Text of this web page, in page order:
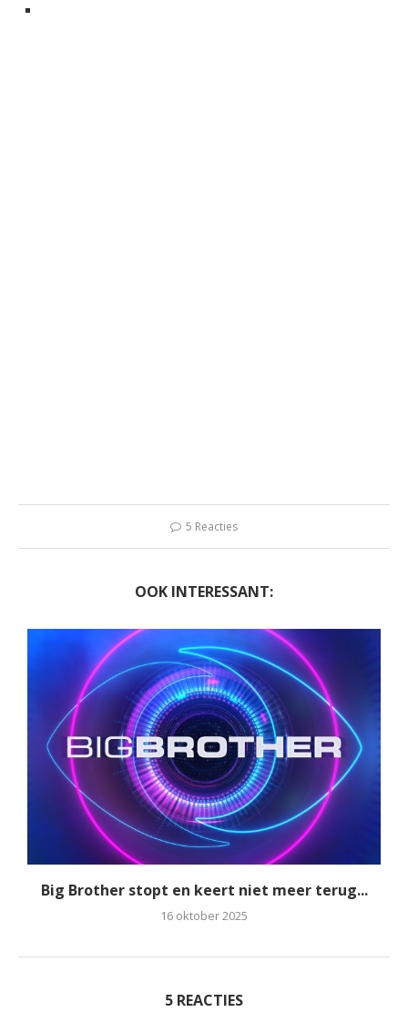
5 Reacties
OOK INTERESSANT:
Big Brother stopt en keert niet meer terug...
16 oktober 2025
5 REACTIES